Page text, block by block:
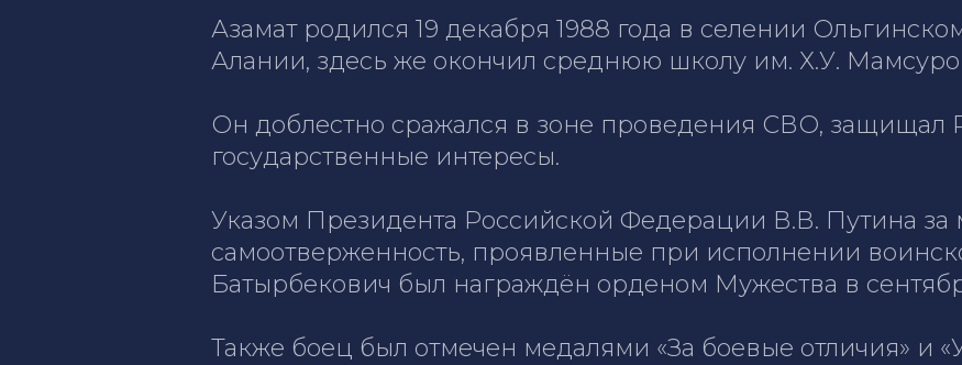
Азамат родился 19 декабря 1988 года в селении
Алании, здесь же окончил среднюю школу им. Х.У.
Он доблестно сражался в зоне проведения СВО, защищал
государственные интересы.
Указом Президента Российской Федерации В.В. Путина за
самоотверженность, проявленные при исполнении
Батырбекович был награждён орденом Мужества в
Также боец был отмечен медалями «За боевые отличия» и